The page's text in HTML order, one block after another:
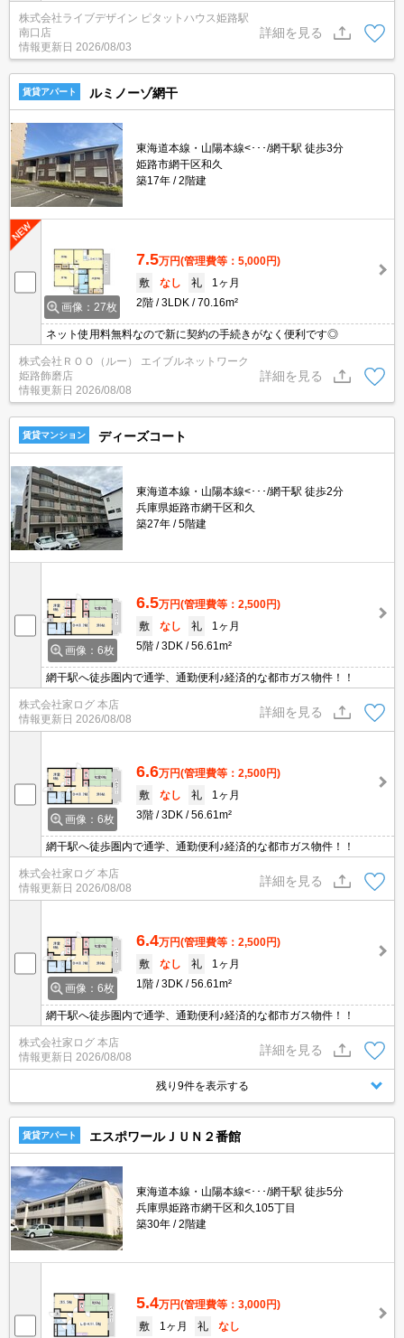
★エアコン★
株式会社ライブデザイン ピタットハウス姫路駅
南口店
情報更新日 2026/08/03
詳細を見る
賃貸アパート ルミノーゾ網干
東海道本線・山陽本線<･･･/網干駅 徒歩3分
姫路市網干区和久
築17年
2階建
画像：27枚
7.5万円(管理費等：5,000円)
敷
なし 礼
1ヶ月
2階
3LDK 70.16m²
ネット使用料無料なので新に契約の手続きがなく便利です◎
株式会社ＲＯＯ（ルー） エイブルネットワーク
姫路飾磨店
情報更新日 2026/08/08
詳細を見る
賃貸マンション ディーズコート
東海道本線・山陽本線<･･･/網干駅 徒歩2分
兵庫県姫路市網干区和久
築27年
5階建
画像：6枚
6.5万円(管理費等：2,500円)
敷
なし 礼
1ヶ月
5階
3DK 56.61m²
網干駅へ徒歩圏内で通学、通勤便利♪経済的な都市ガス物件！！
株式会社家ログ 本店
情報更新日 2026/08/08
詳細を見る
画像：6枚
6.6万円(管理費等：2,500円)
敷
なし 礼
1ヶ月
3階
3DK 56.61m²
網干駅へ徒歩圏内で通学、通勤便利♪経済的な都市ガス物件！！
株式会社家ログ 本店
情報更新日 2026/08/08
詳細を見る
画像：6枚
6.4万円(管理費等：2,500円)
敷
なし 礼
1ヶ月
1階
3DK 56.61m²
網干駅へ徒歩圏内で通学、通勤便利♪経済的な都市ガス物件！！
株式会社家ログ 本店
情報更新日 2026/08/08
詳細を見る
残り9件を表示する
賃貸アパート エスポワールＪＵＮ２番館
東海道本線・山陽本線<･･･/網干駅 徒歩5分
兵庫県姫路市網干区和久105丁目
築30年
2階建
5.4万円(管理費等：3,000円)
敷
1ヶ月 礼
なし